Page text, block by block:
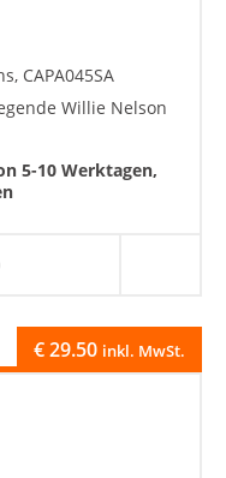
CAPA045SA
Willie Nelson
5-10 Werktagen,
€29.50 inkl. MwSt.